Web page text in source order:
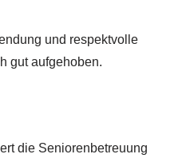
und respektvolle
gut aufgehoben.
die Seniorenbetreuung